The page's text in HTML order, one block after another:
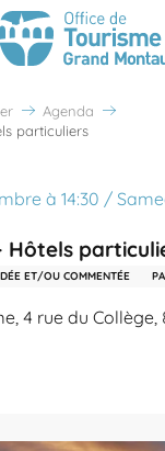
Agenda
particuliers
à 14:30 /
Hôtels
ET/OU COMMENTÉE
4 rue du
aux favoris